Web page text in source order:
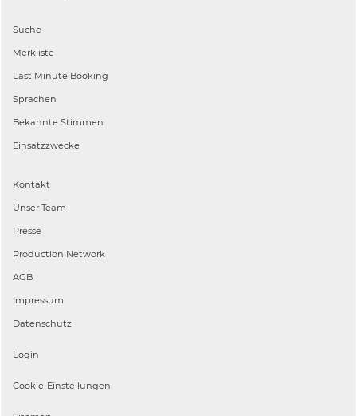
Suche
Merkliste
Last Minute Booking
Sprachen
Bekannte Stimmen
Einsatzzwecke
Kontakt
Unser Team
Presse
Production Network
AGB
Impressum
Datenschutz
Login
Cookie-Einstellungen